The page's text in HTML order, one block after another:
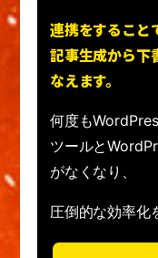
連携をするこ
記事生成から下
なえます。
何度も
ツールと
がなくなり、
圧倒的な効率化